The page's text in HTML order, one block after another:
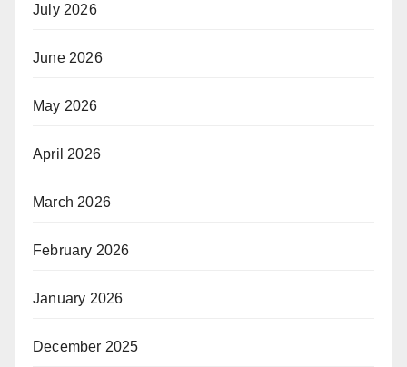
July 2026
June 2026
May 2026
April 2026
March 2026
February 2026
January 2026
December 2025